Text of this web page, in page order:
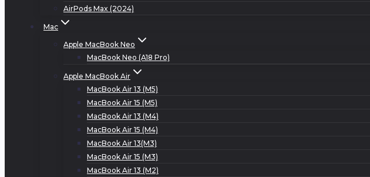
AirPods Max (2024)
Mac
Apple MacBook Neo
MacBook Neo (A18 Pro)
Apple MacBook Air
MacBook Air 13 (M5)
MacBook Air 15 (M5)
MacBook Air 13 (M4)
MacBook Air 15 (M4)
MacBook Air 13(M3)
MacBook Air 15 (M3)
MacBook Air 13 (M2)